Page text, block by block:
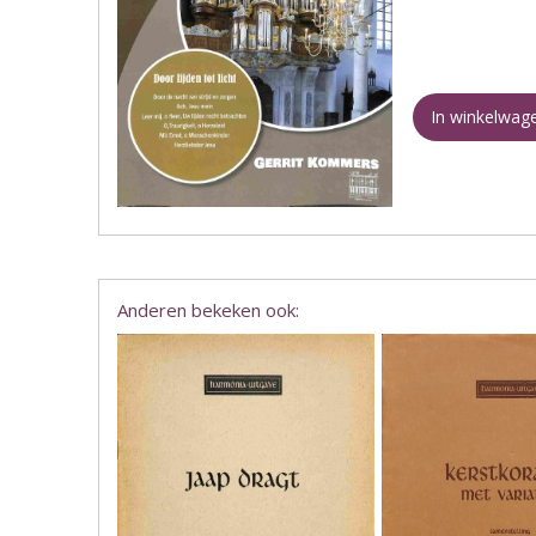
In
Anderen bekeken ook: